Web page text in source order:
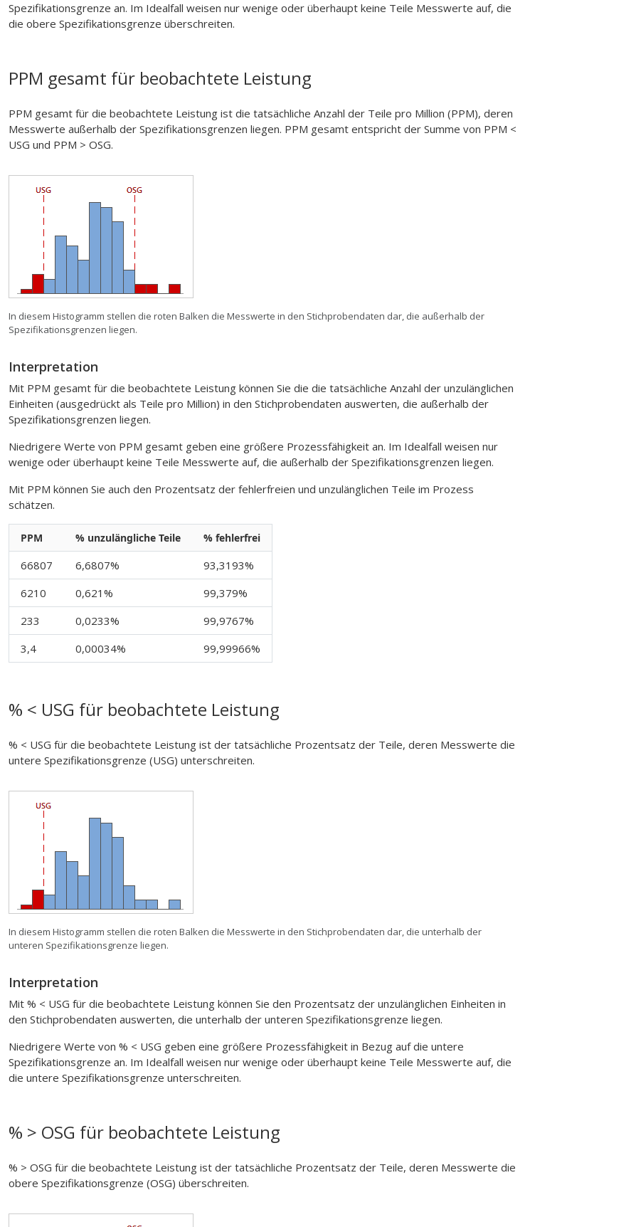
Spezifikationsgrenze an. Im Idealfall weisen nur wenige oder überhaupt keine Teile Messwerte auf, die
die obere Spezifikationsgrenze überschreiten.
PPM gesamt für beobachtete Leistung
PPM gesamt für die beobachtete Leistung ist die tatsächliche Anzahl der Teile pro Million (PPM), deren
Messwerte außerhalb der Spezifikationsgrenzen liegen. PPM gesamt entspricht der Summe von PPM <
USG und PPM > OSG.
In diesem Histogramm stellen die roten Balken die Messwerte in den Stichprobendaten dar, die außerhalb der
Spezifikationsgrenzen liegen.
Interpretation
Mit PPM gesamt für die beobachtete Leistung können Sie die die tatsächliche Anzahl der unzulänglichen
Einheiten (ausgedrückt als Teile pro Million) in den Stichprobendaten auswerten, die außerhalb der
Spezifikationsgrenzen liegen.
Niedrigere Werte von PPM gesamt geben eine größere Prozessfähigkeit an. Im Idealfall weisen nur
wenige oder überhaupt keine Teile Messwerte auf, die außerhalb der Spezifikationsgrenzen liegen.
Mit PPM können Sie auch den Prozentsatz der fehlerfreien und unzulänglichen Teile im Prozess
schätzen.
PPM % unzulängliche Teile % fehlerfrei
66807 6,6807%
93,3193%
6210
0,621%
99,379%
233
0,0233%
99,9767%
3,4
0,00034% 99,99966%
% < USG für beobachtete Leistung
% < USG für die beobachtete Leistung ist der tatsächliche Prozentsatz der Teile, deren Messwerte die
untere Spezifikationsgrenze (USG) unterschreiten.
In diesem Histogramm stellen die roten Balken die Messwerte in den Stichprobendaten dar, die unterhalb der
unteren Spezifikationsgrenze liegen.
Interpretation
Mit % < USG für die beobachtete Leistung können Sie den Prozentsatz der unzulänglichen Einheiten in
den Stichprobendaten auswerten, die unterhalb der unteren Spezifikationsgrenze liegen.
Niedrigere Werte von % < USG geben eine größere Prozessfähigkeit in Bezug auf die untere
Spezifikationsgrenze an. Im Idealfall weisen nur wenige oder überhaupt keine Teile Messwerte auf, die
die untere Spezifikationsgrenze unterschreiten.
% > OSG für beobachtete Leistung
% > OSG für die beobachtete Leistung ist der tatsächliche Prozentsatz der Teile, deren Messwerte die
obere Spezifikationsgrenze (OSG) überschreiten.